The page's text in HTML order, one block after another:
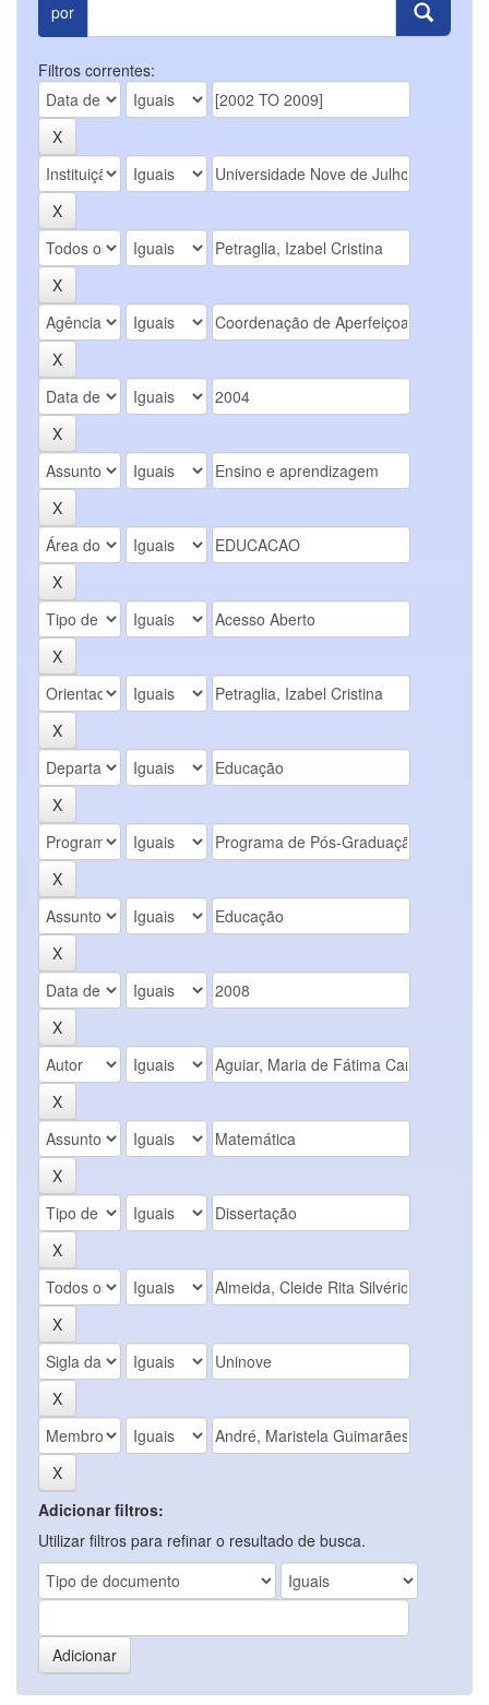
por
Filtros correntes:
Adicionar filtros:
Utilizar filtros para refinar o resultado de busca.